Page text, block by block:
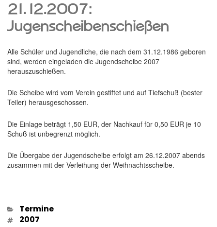
21.12.2007:
Jugenscheibenschießen
Alle Schüler und Jugendliche, die nach dem 31.12.1986 geboren
sind, werden eingeladen die Jugendscheibe 2007
herauszuschießen.
Die Scheibe wird vom Verein gestiftet und auf Tiefschuß (bester
Teiler) herausgeschossen.
Die Einlage beträgt 1,50 EUR, der Nachkauf für 0,50 EUR je 10
Schuß ist unbegrenzt möglich.
Die Übergabe der Jugendscheibe erfolgt am 26.12.2007 abends
zusammen mit der Verleihung der Weihnachtsscheibe.
Kategorien
Termine
Schlagwörter
2007